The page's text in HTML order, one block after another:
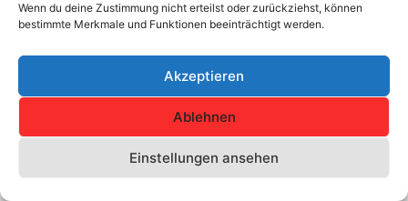
Wenn du deine Zustimmung nicht erteilst oder zurückziehst, können
bestimmte Merkmale und Funktionen beeinträchtigt werden.
Akzeptieren
Ablehnen
Einstellungen ansehen
Copyright © 2026 SV Concordia Erfurt e.V. | Alle Rechte
vorbehalten.
Haftungshinweis: Trotz sorgfältiger inhaltlicher Kontrolle übernehmen
Für den Inhalt der verlinkten Seiten sind ausschließlich deren
Betreiber verantwortlich.